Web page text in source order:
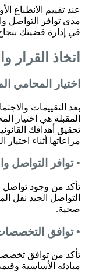
عند تقييم الانطباع
مدى توافر التواصل
في إدارة قضيتك
اتخاذ القرار
اختيار المحامي
بعد التقييمات
المقبلة هي اختيار
تحقيق أهدافك
مراعاتها أثناء اختيار
• توافر التواصل
تأكد من وجود تواصل
التواصل الجيد نقل
صحية.
• توافق
تأكد من توافق
مبادئه الأساسية